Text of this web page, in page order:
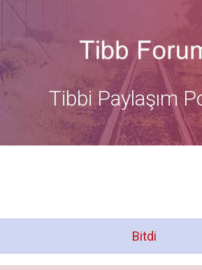
Tibbi Paylaşım
Bitdi